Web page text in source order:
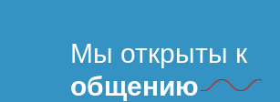
Мы открыты к
общению